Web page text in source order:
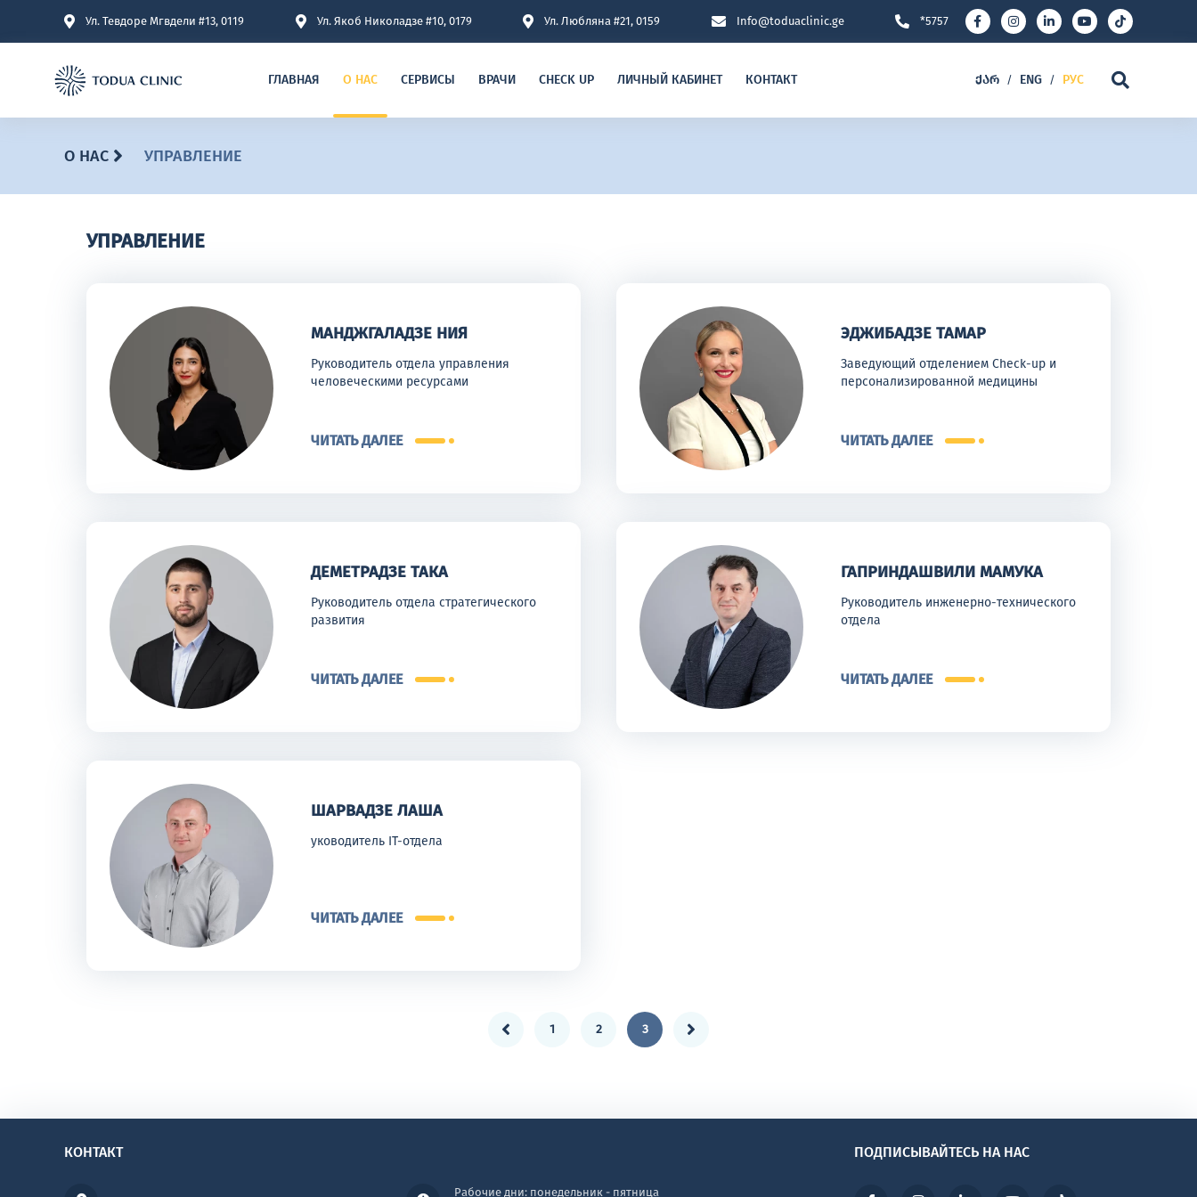
Ул. Тевдоре Мгвдели #13, 0119 Ул. Якоб Николадзе #10, 0179 Ул. Любляна #21, 0159 Info@toduaclinic.ge *5757
ГЛАВНАЯ О НАС СЕРВИСЫ ВРАЧИ CHECK UP ЛИЧНЫЙ КАБИНЕТ КОНТАКТ ᲥᲐᲠ / ENG / РУС
О НАС УПРАВЛЕНИЕ
УПРАВЛЕНИЕ
МАНДЖГАЛАДЗЕ НИЯ
Руководитель отдела управления
человеческими ресурсами
ЧИТАТЬ ДАЛЕЕ
ЭДЖИБАДЗЕ ТАМАР
Заведующий отделением Check-up и
персонализированной медицины
ЧИТАТЬ ДАЛЕЕ
ДЕМЕТРАДЗЕ ТАКА
Руководитель отдела стратегического
развития
ЧИТАТЬ ДАЛЕЕ
ГАПРИНДАШВИЛИ МАМУКА
Руководитель инженерно-технического
отдела
ЧИТАТЬ ДАЛЕЕ
ШАРВАДЗЕ ЛАША
уководитель IT-отдела
ЧИТАТЬ ДАЛЕЕ
1 2 3
КОНТАКТ
Рабочие дни: понедельник - пятница
ПОДПИСЫВАЙТЕСЬ НА НАС